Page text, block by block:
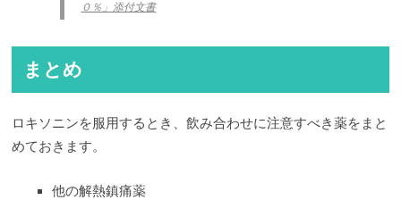
０％」添付文書
まとめ
ロキソニンを服用するとき、飲み合わせに注意すべき薬をまと
めておきます。
他の解熱鎮痛薬